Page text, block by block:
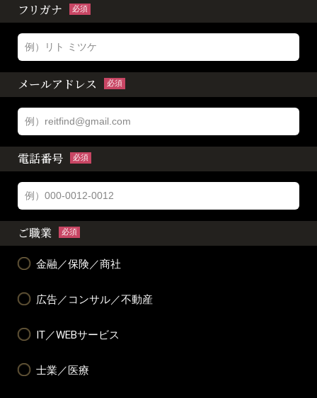
フリガナ 必須
メールアドレス 必須
電話番号 必須
ご職業 必須
金融／保険／商社
広告／コンサル／不動産
IT／WEBサービス
士業／医療